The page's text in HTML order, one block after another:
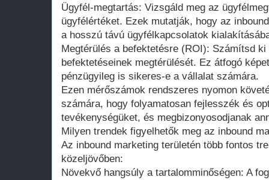
Ügyfél-megtartás: Vizsgáld meg az
ügyfélértéket. Ezek mutatják, hogy az
a hosszú távú ügyfélkapcsolatok
Megtérülés a befektetésre (ROI): Számítsd
befektetéseinek megtérülését. Ez átfogó
pénzügyileg is sikeres-e a vállalat számára.
Ezen mérőszámok rendszeres nyomon
számára, hogy folyamatosan fejlesszék és
tevékenységüket, és megbizonyosodjanak
Milyen trendek figyelhetők meg az inbound
Az inbound marketing területén több fontos
közeljövőben:
Növekvő hangsúly a tartalomminőségen: A